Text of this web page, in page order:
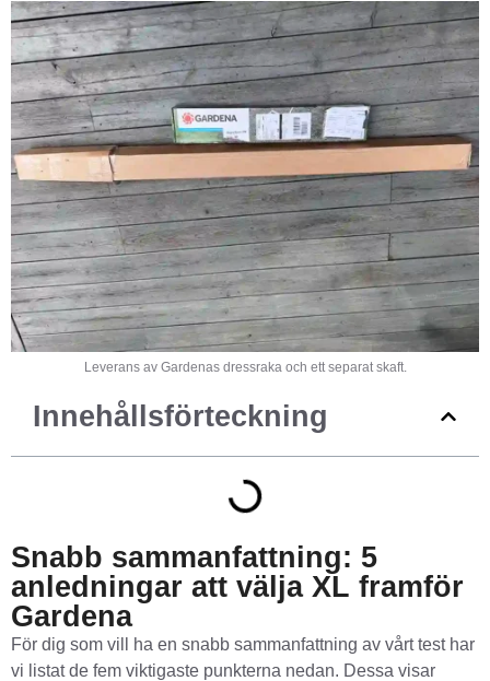
Leverans av Gardenas dressraka och ett separat skaft.
Innehållsförteckning
Snabb sammanfattning: 5
anledningar att välja XL framför
Gardena
För dig som vill ha en snabb sammanfattning av vårt test har
vi listat de fem viktigaste punkterna nedan. Dessa visar